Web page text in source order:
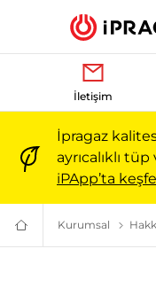
İletişim
İpragaz
ayrıcalıklı
iPApp’ta
Türkiye’nin
Güvenilir
Kurumsal